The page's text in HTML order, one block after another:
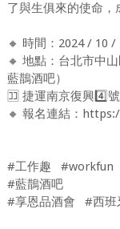
了與生俱來的使命，
🔸 時間：2024 / 10
🔸 地點：台北市中
藍鵲酒吧）
🈁 捷運南京復興4️⃣
🔸 報名連結：
#工作趣 #workfun
#藍鵲酒吧
#享恩品酒會 #西班